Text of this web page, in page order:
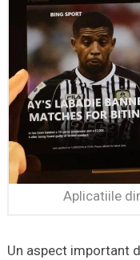
Aplicatiile
Un aspect important